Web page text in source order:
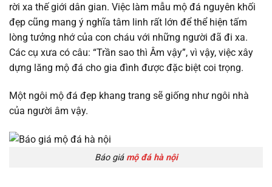
rời xa thế giới dân gian. Việc làm mẫu mộ đá nguyên khối
đẹp cũng mang ý nghĩa tâm linh rất lớn để thể hiện tấm
lòng tưởng nhớ của con cháu với những người đã đi xa.
Các cụ xưa có câu: “Trần sao thì Âm vậy”, vì vậy, việc xây
dựng lăng mộ đá cho gia đình được đặc biệt coi trọng.
Một ngôi mộ đá đẹp khang trang sẽ giống như ngôi nhà
của người âm vậy.
Báo giá mộ đá hà nội